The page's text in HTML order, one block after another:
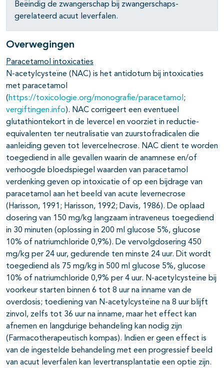
Beëindig de zwangerschap bij zwangerschaps-
gerelateerd acuut leverfalen.
Overwegingen
Paracetamol intoxicaties
N-acetylcysteïne (NAC) is het antidotum bij intoxicaties
met paracetamol
(https://toxicologie.org/monografie/paracetamol;
vergiftingen.info). NAC corrigeert een eventueel
glutathiontekort in de levercel en voorziet in reductie-
equivalenten ter neutralisatie van zuurstofradicalen die
aanleiding geven tot levercelnecrose. NAC dient te worden
toegediend in alle gevallen waarin de anamnese en/of
verhoogde bloedspiegel waarden van paracetamol
verdenking geven op intoxicatie of op een bijdrage van
paracetamol aan het beeld van acute levernecrose
(Harisson, 1991; Harisson, 1992; Davis, 1986). De oplaad
dosering van 150 mg/kg langzaam intraveneus toegediend
in 30 minuten (oplossing in 200 ml glucose 5%, glucose
10% of natriumchloride 0,9%). De vervolgdosering 450
mg/kg per 24 uur, gedurende ten minste 24 uur. Dit wordt
toegediend als 75 mg/kg in 500 ml glucose 5%, glucose
10% of natriumchloride 0,9% per 4 uur. N-acetylcysteïne bij
voorkeur starten binnen 6 tot 8 uur na inname van de
overdosis; toediening van N-acetylcysteïne na 8 uur blijft
zinvol, zelfs tot 36 uur na inname, maar het effect kan
afnemen en langdurige behandeling kan nodig zijn
(Farmacotherapeutisch kompas). Indien er geen effect is
van de ingestelde behandeling met een progressief beeld
van acuut leverfalen kan levertransplantatie een optie zijn.